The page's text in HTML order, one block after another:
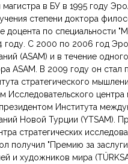
в БУ в 1995 году
степени доктора
доцента по специальности
году. С 2000 по 2006 год
(ASAM) и в течение
ASAM. В 2009 году он
стратегического
Исследовательского
Института
Новой Турции (YTSAM).
стратегических
получил "Премию за
и художников мира